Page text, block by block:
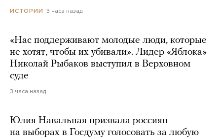
ИСТОРИИ 3 часа назад
«Нас поддерживают молодые люди, которые
не хотят, чтобы их убивали». Лидер «Яблока»
Николай Рыбаков выступил в Верховном
суде
3 часа назад
Юлия Навальная призвала россиян
на выборах в Госдуму голосовать за любую